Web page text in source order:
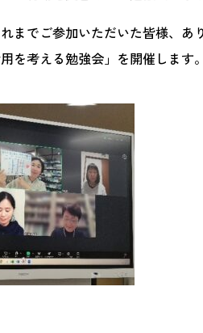
でご参加いただいた皆様、あ
考える勉強会」を開催します